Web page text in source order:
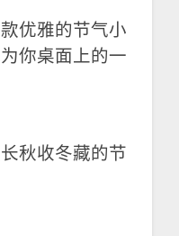
优雅的节气小
你桌面上的一
秋收冬藏的节